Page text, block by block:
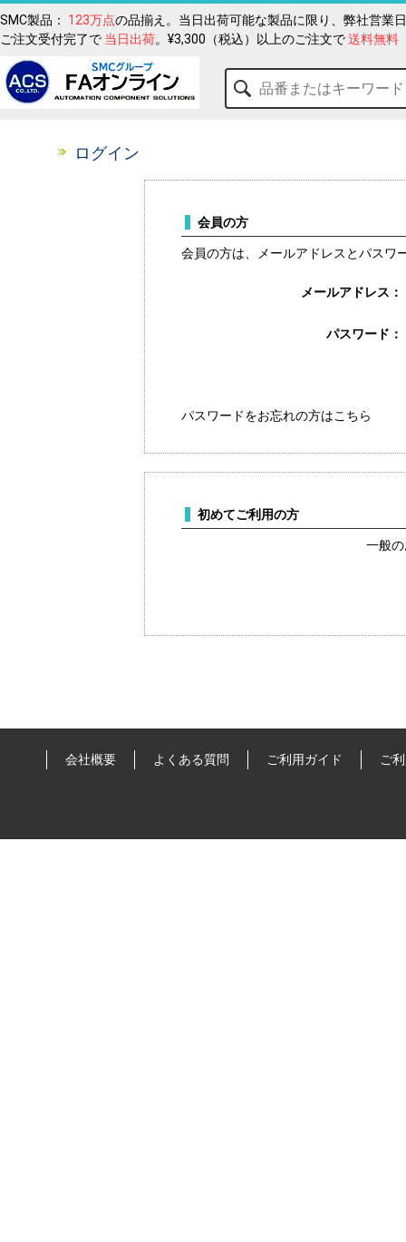
SMC製品： 123万点の品揃え。当日出荷可能な製品に限り、弊社営業
ご注文受付完了で 当日出荷。¥3,300（税込）以上のご注文で送料無料
ログイン
会員の方
会員の方は、メールアドレスとパスワ
メールアドレス：
パスワード：
パスワードをお忘れの方はこちら
初めてご利用の方
一般
会社概要 よくある質問 ご利用ガイド ご